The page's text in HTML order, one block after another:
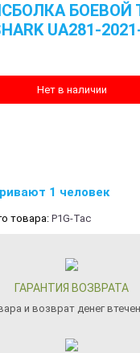
БОЕВОЙ
UA281-
Нет в наличии
1 человек
товара: P1G-Tac
ГАРАНТИЯ ВОЗВРАТА
и возврат денег